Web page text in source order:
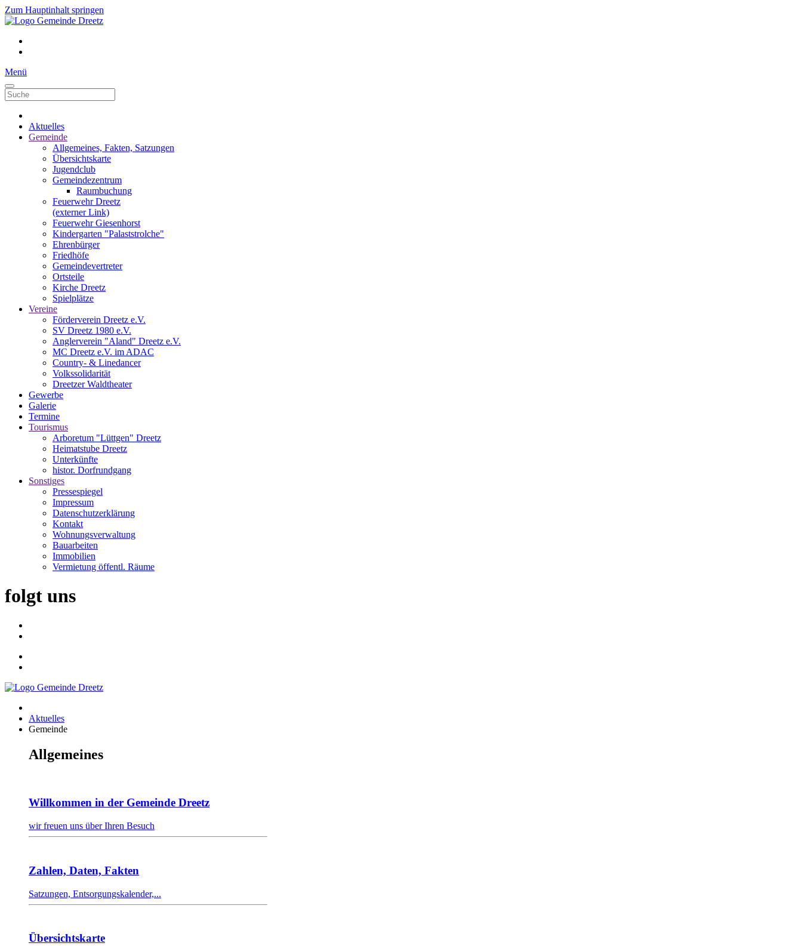
Zum Hauptinhalt springen
Menü
Aktuelles
Gemeinde
Allgemeines, Fakten, Satzungen
Übersichtskarte
Jugendclub
Gemeindezentrum
Raumbuchung
Feuerwehr Dreetz
(externer Link)
Feuerwehr Giesenhorst
Kindergarten "Palaststrolche"
Ehrenbürger
Friedhöfe
Gemeindevertreter
Ortsteile
Kirche Dreetz
Spielplätze
Vereine
Förderverein Dreetz e.V.
SV Dreetz 1980 e.V.
Anglerverein "Aland" Dreetz e.V.
MC Dreetz e.V. im ADAC
Country- & Linedancer
Volkssolidarität
Dreetzer Waldtheater
Gewerbe
Galerie
Termine
Tourismus
Arboretum "Lüttgen" Dreetz
Heimatstube Dreetz
Unterkünfte
histor. Dorfrundgang
Sonstiges
Pressespiegel
Impressum
Datenschutzerklärung
Kontakt
Wohnungsverwaltung
Bauarbeiten
Immobilien
Vermietung öffentl. Räume
folgt uns
Aktuelles
Gemeinde
Allgemeines
Willkommen in der Gemeinde Dreetz
wir freuen uns über Ihren Besuch
Zahlen, Daten, Fakten
Satzungen, Entsorgungskalender,...
Übersichtskarte